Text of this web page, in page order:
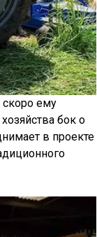
скоро ему
бок о
в проекте